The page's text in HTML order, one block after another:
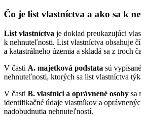
Čo je list vlastníctva a ako sa k
List vlastníctva je doklad preukazujúci
k nehnuteľnosti. List vlastníctva obsahuje
a katastrálneho územia a skladá sa z troch
V časti A. majetková podstata sú
nehnuteľnosti, ktorých sa list vlastníctva
V časti B. vlastníci a oprávnené osoby sa
identifikačné údaje vlastníkov a
nadobudnutia nehnuteľností.